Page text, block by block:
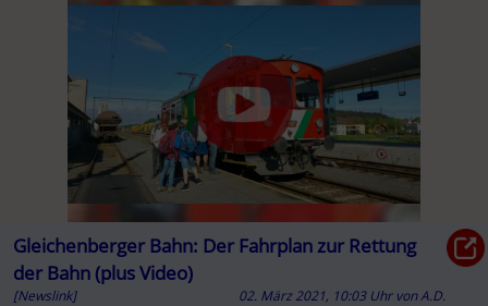
Gleichenberger Bahn: Der Fahrplan zur Rettung
der Bahn (plus Video)
[Newslink] 02. März 2021, 10:03 Uhr vonA.D.